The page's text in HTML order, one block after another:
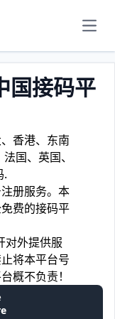
国接码平
香港、东南
国、英国、
.
册服务。本
费的接码平
对外提供服
将本平台号
概不负责！